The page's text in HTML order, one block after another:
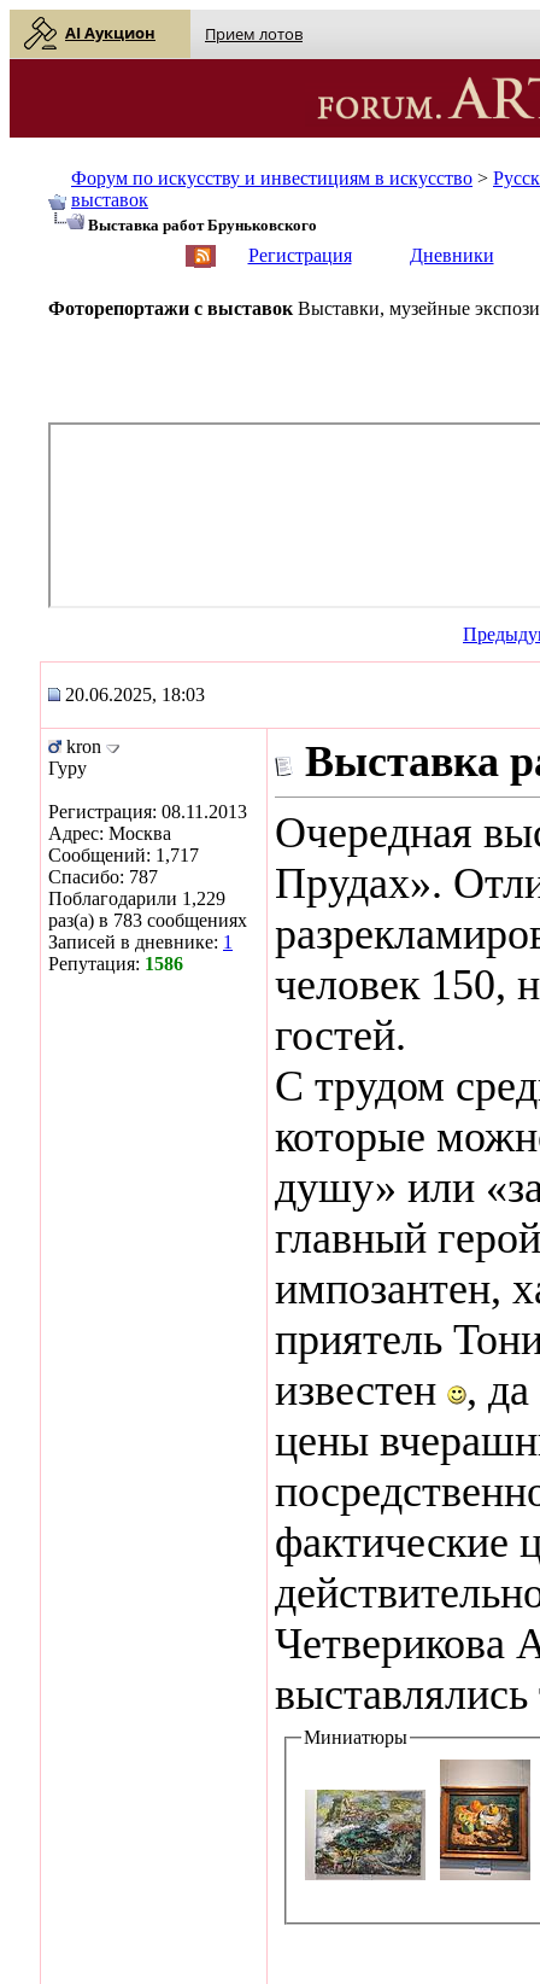
AI Аукцион Прием лотов
Форум по искусству и инвестициям в искусство >
выставок
Выставка работ Бруньковского
Регистрация Дневники
Фоторепортажи с выставок Выставки, музейные
20.06.2025, 18:03
kron
Гуру
Регистрация: 08.11.2013
Адрес: Москва
Сообщений: 1,717
Спасибо: 787
Поблагодарили 1,229
раз(а) в 783 сообщениях
Записей в дневнике: 1
Репутация: 1586
Выставка
Очередная
Прудах».
человек 150,
гостей.
С трудом
которые
душу» или
главный
импозантен,
приятель
известен
,
цены
фактические
Четверикова
Миниатюры